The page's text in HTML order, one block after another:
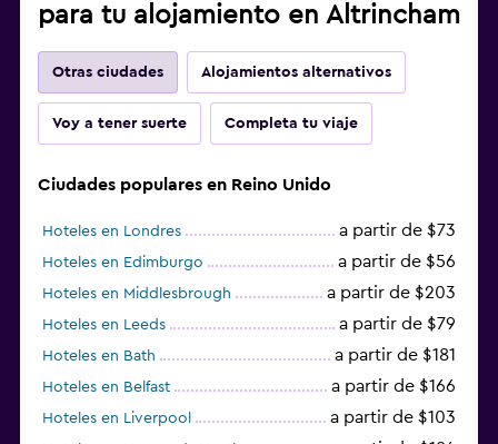
para tu alojamiento en Altrincham
Otras ciudades Alojamientos alternativos
Voy a tener suerte Completa tu viaje
Ciudades populares en Reino Unido
Hoteles en Londres a partir de $73
Hoteles en Edimburgo a partir de $56
Hoteles en Middlesbrough a partir de $203
Hoteles en Leeds a partir de $79
Hoteles en Bath a partir de $181
Hoteles en Belfast a partir de $166
Hoteles en Liverpool a partir de $103